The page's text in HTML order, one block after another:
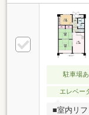
駐車場
エレベー
■室内リ